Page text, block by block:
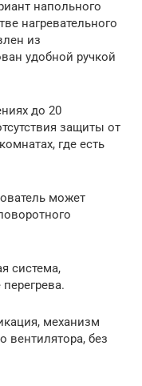
напольного
нагревательного
из
удобной ручкой
до 20
защиты от
где есть
может
система,
механизм
вентилятора, без